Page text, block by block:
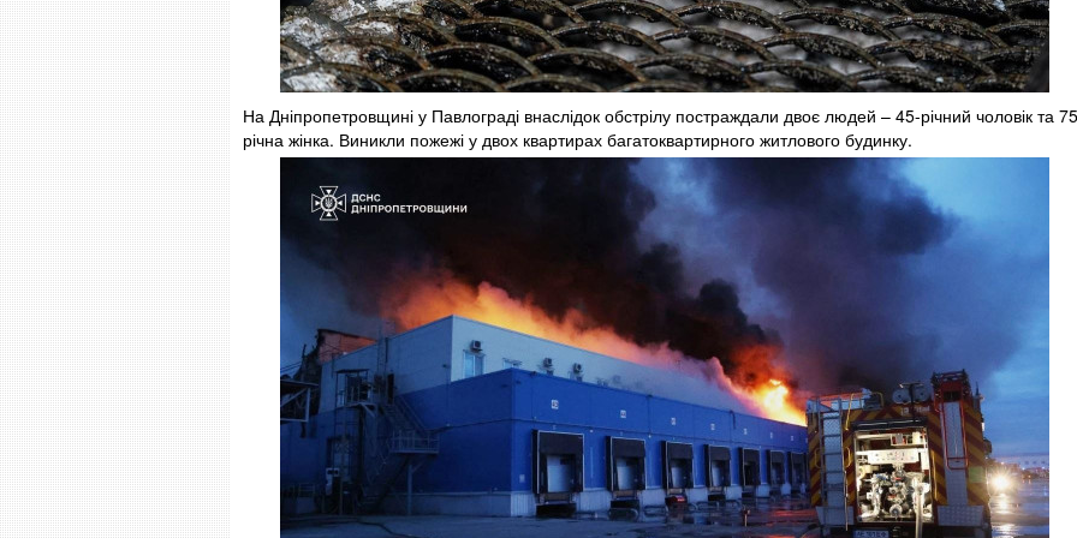
На Дніпропетровщині у Павлограді внаслідок обстрілу постраждали двоє людей – 45-річний чоловік та
річна жінка. Виникли пожежі у двох квартирах багатоквартирного житлового будинку.